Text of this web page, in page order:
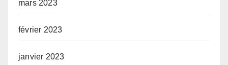
mars 2023
février 2023
janvier 2023